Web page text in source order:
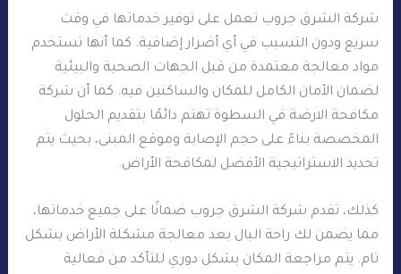
شركة الشرق جروب تعمل على توفير خدماتها في وقت
سريع ودون التسبب في أي أضرار إضافية. كما أنها تستخدم
مواد معالجة معتمدة من قبل الجهات الصحية والبيئية
لضمان الأمان الكامل للمكان والساكنين فيه. كما أن شركة
مكافحة الارضة في السطوة تهتم دائمًا بتقديم الحلول
المخصصة بناءً على حجم الإصابة وموقع المبنى، بحيث يتم
تحديد الاستراتيجية الأفضل لمكافحة الأراض.
كذلك، تقدم شركة الشرق جروب ضمانًا على جميع خدماتها،
مما يضمن لك راحة البال بعد معالجة مشكلة الأراض بشكل
تام. يتم مراجعة المكان بشكل دوري للتأكد من فعالية